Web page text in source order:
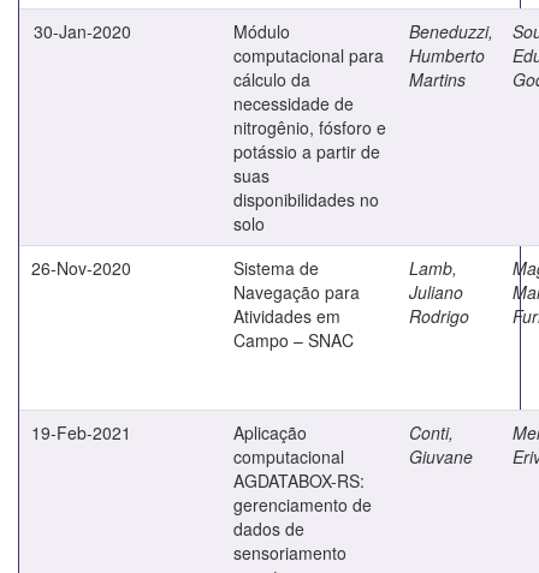
30-Jan-2020
Módulo
computacional para
cálculo da
necessidade de
nitrogênio, fósforo e
potássio a partir de
suas
disponibilidades no
solo
Beneduzzi,
Humberto
Martins
26-Nov-2020
Sistema de
Navegação para
Atividades em
Campo – SNAC
Lamb,
Juliano
Rodrigo
19-Feb-2021
Aplicação
computacional
AGDATABOX-RS:
gerenciamento de
dados de
sensoriamento
Conti,
Giuvane